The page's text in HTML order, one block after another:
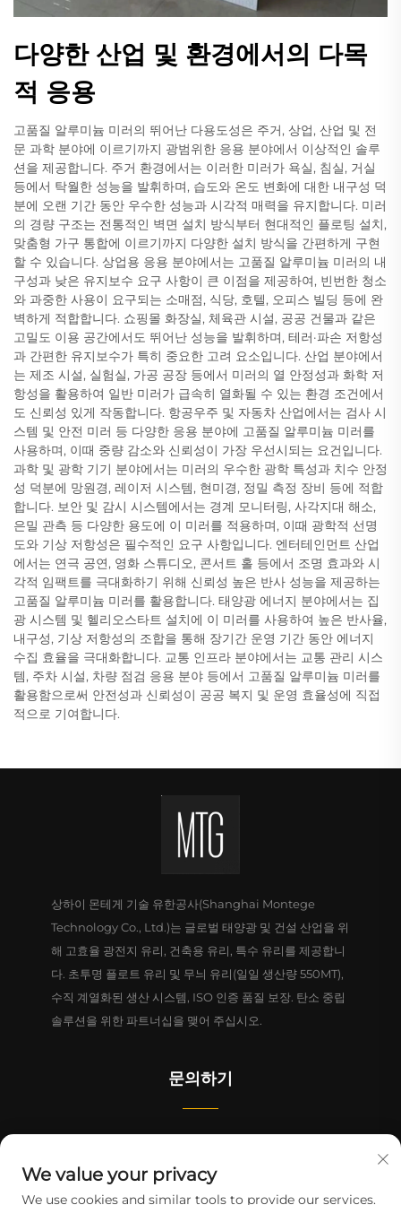
다양한 산업 및 환경에서의 다목
적 응용
고품질 알루미늄 미러의 뛰어난 다용도성은 주거, 상업, 산업 및 전
문 과학 분야에 이르기까지 광범위한 응용 분야에서 이상적인 솔루
션을 제공합니다. 주거 환경에서는 이러한 미러가 욕실, 침실, 거실
등에서 탁월한 성능을 발휘하며, 습도와 온도 변화에 대한 내구성 덕
분에 오랜 기간 동안 우수한 성능과 시각적 매력을 유지합니다. 미러
의 경량 구조는 전통적인 벽면 설치 방식부터 현대적인 플로팅 설치,
맞춤형 가구 통합에 이르기까지 다양한 설치 방식을 간편하게 구현
할 수 있습니다. 상업용 응용 분야에서는 고품질 알루미늄 미러의 내
구성과 낮은 유지보수 요구 사항이 큰 이점을 제공하여, 빈번한 청소
와 과중한 사용이 요구되는 소매점, 식당, 호텔, 오피스 빌딩 등에 완
벽하게 적합합니다. 쇼핑몰 화장실, 체육관 시설, 공공 건물과 같은
고밀도 이용 공간에서도 뛰어난 성능을 발휘하며, 테러·파손 저항성
과 간편한 유지보수가 특히 중요한 고려 요소입니다. 산업 분야에서
는 제조 시설, 실험실, 가공 공장 등에서 미러의 열 안정성과 화학 저
항성을 활용하여 일반 미러가 급속히 열화될 수 있는 환경 조건에서
도 신뢰성 있게 작동합니다. 항공우주 및 자동차 산업에서는 검사 시
스템 및 안전 미러 등 다양한 응용 분야에 고품질 알루미늄 미러를
사용하며, 이때 중량 감소와 신뢰성이 가장 우선시되는 요건입니다.
과학 및 광학 기기 분야에서는 미러의 우수한 광학 특성과 치수 안정
성 덕분에 망원경, 레이저 시스템, 현미경, 정밀 측정 장비 등에 적합
합니다. 보안 및 감시 시스템에서는 경계 모니터링, 사각지대 해소,
은밀 관측 등 다양한 용도에 이 미러를 적용하며, 이때 광학적 선명
도와 기상 저항성은 필수적인 요구 사항입니다. 엔터테인먼트 산업
에서는 연극 공연, 영화 스튜디오, 콘서트 홀 등에서 조명 효과와 시
각적 임팩트를 극대화하기 위해 신뢰성 높은 반사 성능을 제공하는
고품질 알루미늄 미러를 활용합니다. 태양광 에너지 분야에서는 집
광 시스템 및 헬리오스타트 설치에 이 미러를 사용하여 높은 반사율,
내구성, 기상 저항성의 조합을 통해 장기간 운영 기간 동안 에너지
수집 효율을 극대화합니다. 교통 인프라 분야에서는 교통 관리 시스
템, 주차 시설, 차량 점검 응용 분야 등에서 고품질 알루미늄 미러를
활용함으로써 안전성과 신뢰성이 공공 복지 및 운영 효율성에 직접
적으로 기여합니다.
상하이 몬테게 기술 유한공사(Shanghai Montege
Technology Co., Ltd.)는 글로벌 태양광 및 건설 산업을 위
해 고효율 광전지 유리, 건축용 유리, 특수 유리를 제공합니
다. 초투명 플로트 유리 및 무늬 유리(일일 생산량 550MT),
수직 계열화된 생산 시스템, ISO 인증 품질 보장. 탄소 중립
솔루션을 위한 파트너십을 맺어 주십시오.
문의하기
+86-15124919712
We value your privacy
We use cookies and similar tools to provide our services.